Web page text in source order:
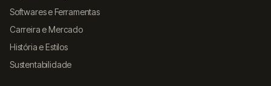
Softwares e Ferramentas
Carreira e Mercado
História e Estilos
Sustentabilidade